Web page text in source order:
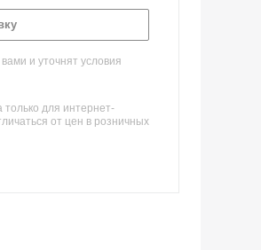
и уточнят условия
только для интернет-
от цен в розничных